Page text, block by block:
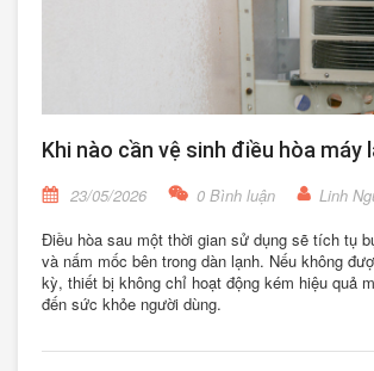
Khi nào cần vệ sinh điều hòa máy
23/05/2026 0 Bình luận
Linh
Điều hòa sau một thời gian sử dụng sẽ tích tụ
và nấm mốc bên trong dàn lạnh. Nếu không
kỳ, thiết bị không chỉ hoạt động kém hiệu quả
đến sức khỏe người dùng.